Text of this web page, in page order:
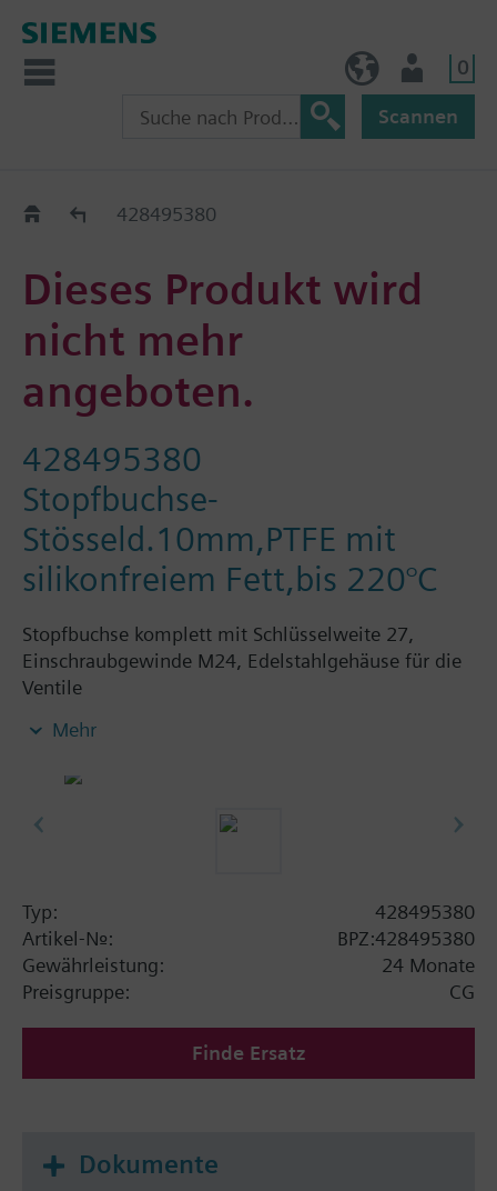
0
Scannen
Old2New428495380
Dieses Produkt wird
nicht mehr
angeboten.
428495380
Stopfbuchse-
Stösseld.10mm,PTFE mit
silikonfreiem Fett,bis 220°C
Stopfbuchse komplett mit Schlüsselweite 27,
Einschraubgewinde M24, Edelstahlgehäuse für die
Ventile
- VVF52…M, DN15…40
Mehr
Typ:
428495380
Artikel-Nr.:
BPZ:428495380
Gewährleistung:
24 Monate
Preisgruppe:
CG
Finde Ersatz
Dokumente